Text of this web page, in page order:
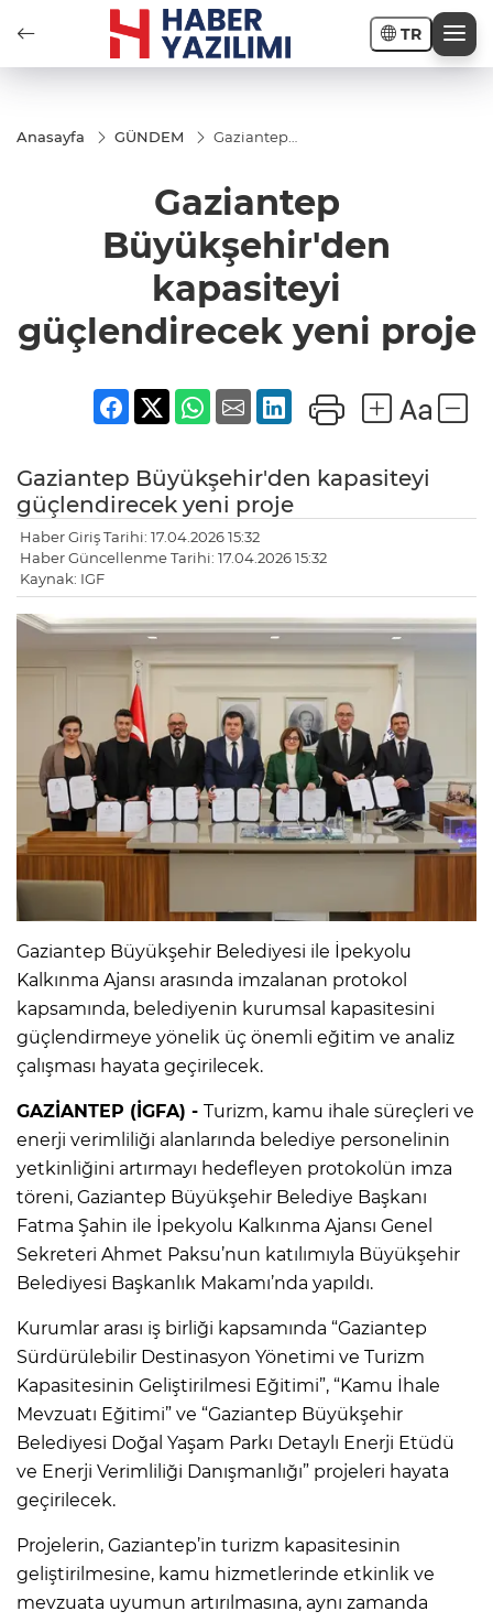
TR
Anasayfa GÜNDEM
Gaziantep
güçlendirecek
yeni proje
Gaziantep
Büyükşehir'den
kapasiteyi
güçlendirecek yeni proje
Gaziantep Büyükşehir'den kapasiteyi
güçlendirecek yeni proje
Haber Giriş Tarihi: 17.04.2026 15:32
Haber Güncellenme Tarihi: 17.04.2026 15:32
Kaynak: IGF
Gaziantep Büyükşehir Belediyesi ile İpekyolu
Kalkınma Ajansı arasında imzalanan protokol
kapsamında, belediyenin kurumsal kapasitesini
güçlendirmeye yönelik üç önemli eğitim ve analiz
çalışması hayata geçirilecek.
GAZİANTEP (İGFA) - Turizm, kamu ihale süreçleri ve
enerji verimliliği alanlarında belediye personelinin
yetkinliğini artırmayı hedefleyen protokolün imza
töreni, Gaziantep Büyükşehir Belediye Başkanı
Fatma Şahin ile İpekyolu Kalkınma Ajansı Genel
Sekreteri Ahmet Paksu’nun katılımıyla Büyükşehir
Belediyesi Başkanlık Makamı’nda yapıldı.
Kurumlar arası iş birliği kapsamında “Gaziantep
Sürdürülebilir Destinasyon Yönetimi ve Turizm
Kapasitesinin Geliştirilmesi Eğitimi”, “Kamu İhale
Mevzuatı Eğitimi” ve “Gaziantep Büyükşehir
Belediyesi Doğal Yaşam Parkı Detaylı Enerji Etüdü
ve Enerji Verimliliği Danışmanlığı” projeleri hayata
geçirilecek.
Projelerin, Gaziantep’in turizm kapasitesinin
geliştirilmesine, kamu hizmetlerinde etkinlik ve
mevzuata uyumun artırılmasına, aynı zamanda